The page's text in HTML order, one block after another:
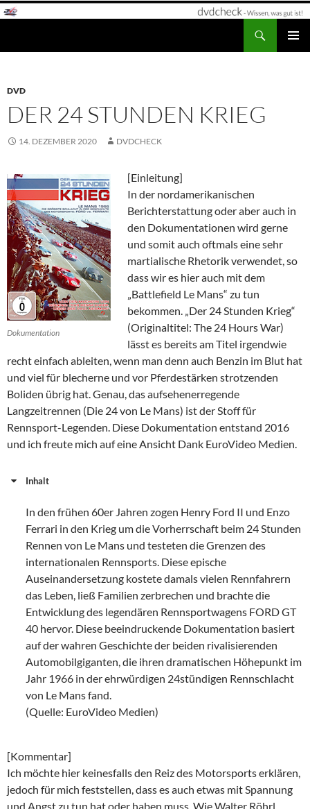
Zum
DVD
DER 24 STUNDEN KRIEG
14. DEZEMBER 2020 DVDCHECK
Dokumentation
[Einleitung]
In der nordamerikanischen
Berichterstattung oder aber auch in
den Dokumentationen wird gerne
und somit auch oftmals eine sehr
martialische Rhetorik verwendet, so
dass wir es hier auch mit dem
„Battlefield Le Mans“ zu tun
bekommen. „Der 24 Stunden Krieg“
(Originaltitel: The 24 Hours War)
lässt es bereits am Titel irgendwie
recht einfach ableiten, wenn man denn auch Benzin im Blut hat
und viel für blecherne und vor Pferdestärken strotzenden
Boliden übrig hat. Genau, das aufsehenerregende
Langzeitrennen (Die 24 von Le Mans) ist der Stoff für
Rennsport-Legenden. Diese Dokumentation entstand 2016
und ich freute mich auf eine Ansicht Dank EuroVideo Medien.
Inhalt
In den frühen 60er Jahren zogen Henry Ford II und Enzo
Ferrari in den Krieg um die Vorherrschaft beim 24 Stunden
Rennen von Le Mans und testeten die Grenzen des
internationalen Rennsports. Diese epische
Auseinandersetzung kostete damals vielen Rennfahrern
das Leben, ließ Familien zerbrechen und brachte die
Entwicklung des legendären Rennsportwagens FORD GT
40 hervor. Diese beeindruckende Dokumentation basiert
auf der wahren Geschichte der beiden rivalisierenden
Automobilgiganten, die ihren dramatischen Höhepunkt im
Jahr 1966 in der ehrwürdigen 24stündigen Rennschlacht
von Le Mans fand.
(Quelle: EuroVideo Medien)
[Kommentar]
Ich möchte hier keinesfalls den Reiz des Motorsports erklären,
jedoch für mich feststellen, dass es auch etwas mit Spannung
und Angst zu tun hat oder haben muss. Wie Walter Röhrl